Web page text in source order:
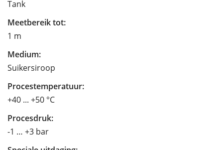
Tank
Meetbereik tot:
1 m
Medium:
Suikersiroop
Procestemperatuur:
+40 ... +50 °C
Procesdruk:
-1 … +3 bar